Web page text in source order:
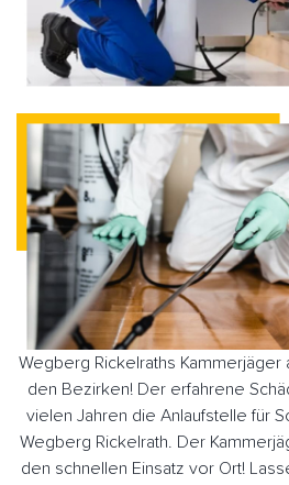
Wegberg Rickelraths Kammerjäger
den Bezirken! Der erfahrene
vielen Jahren die Anlaufstelle für
Wegberg Rickelrath. Der
den schnellen Einsatz vor Ort!